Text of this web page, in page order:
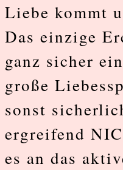
Liebe kommt
Das einzige
ganz sicher
große
sonst
ergreifend
es an das